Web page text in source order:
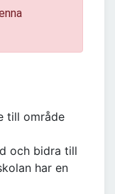
till område
och bidra till
har en